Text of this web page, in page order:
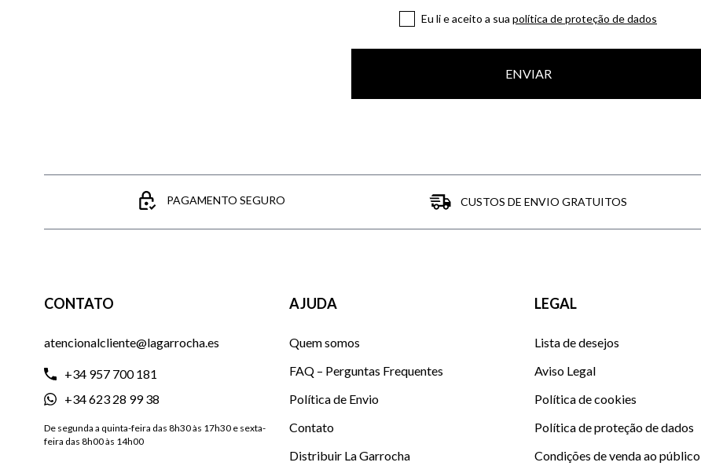
Eu li e aceito a sua política de proteção de dados
ENVIAR
PAGAMENTO SEGURO CUSTOS DE ENVIO GRATUITOS
CONTATO
atencionalcliente@lagarrocha.es
+34 957 700 181
+34 623 28 99 38
De segunda a quinta-feira das 8h30 às 17h30 e sexta-
feira das 8h00 às 14h00
AJUDA
Quem somos
FAQ – Perguntas Frequentes
Política de Envio
Contato
Distribuir La Garrocha
LEGAL
Lista de desejos
Aviso Legal
Política de cookies
Política de proteção de dados
Condições de venda ao público